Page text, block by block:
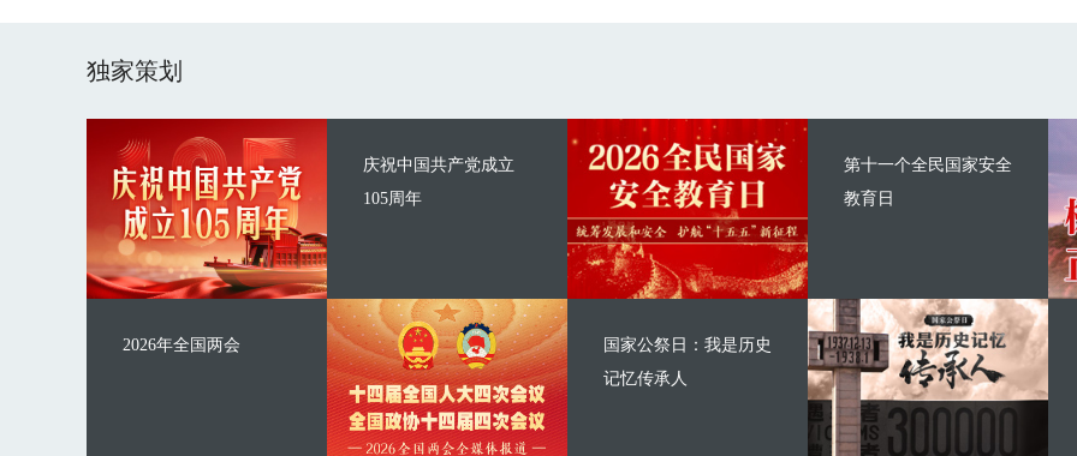
独家策划
庆祝中国共产党成立
105周年
2026年全国两会
第十一个全民国家安全
教育日
国家公祭日：我是历史
记忆传承人